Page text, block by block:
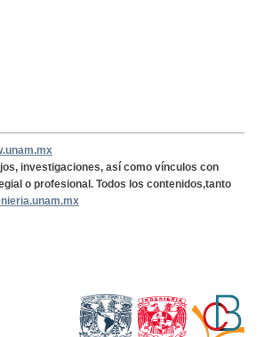
investigaciones, así como vínculos con
o profesional. Todos los contenidos,tanto